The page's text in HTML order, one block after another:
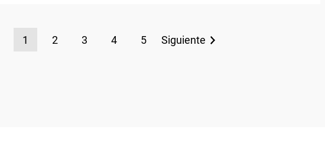
1 2 3 4 5 Siguiente